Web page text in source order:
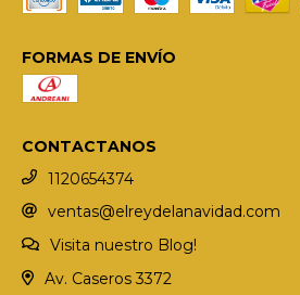
FORMAS DE ENVÍO
CONTACTANOS
1120654374
ventas@elreydelanavidad.com
Visita nuestro Blog!
Av. Caseros 3372